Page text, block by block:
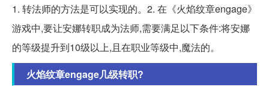
1. 转法师的方法是可以实现的。2. 在《火焰纹章engage》
游戏中,要让安娜转职成为法师,需要满足以下条件:将安娜
的等级提升到10级以上,且在职业等级中,魔法的。
火焰纹章engage几级转职?